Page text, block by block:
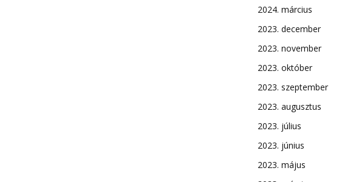
2024. március
2023. december
2023. november
2023. október
2023. szeptember
2023. augusztus
2023. július
2023. június
2023. május